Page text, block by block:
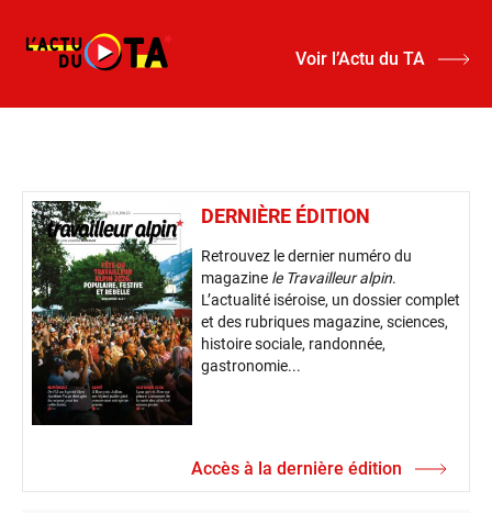
Voir l’Actu du TA
DERNIÈRE ÉDITION
Retrouvez le dernier numéro du
magazine le Travailleur alpin.
L’actualité iséroise, un dossier complet
et des rubriques magazine, sciences,
histoire sociale, randonnée,
gastronomie...
Accès à la dernière édition